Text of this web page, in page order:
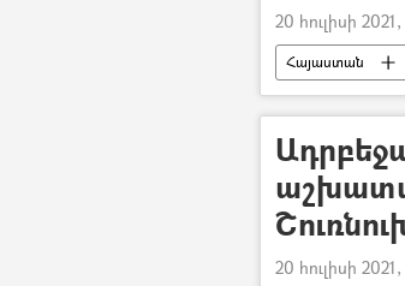
20 հուլիսի
Հայաստան
20 հուլիսի